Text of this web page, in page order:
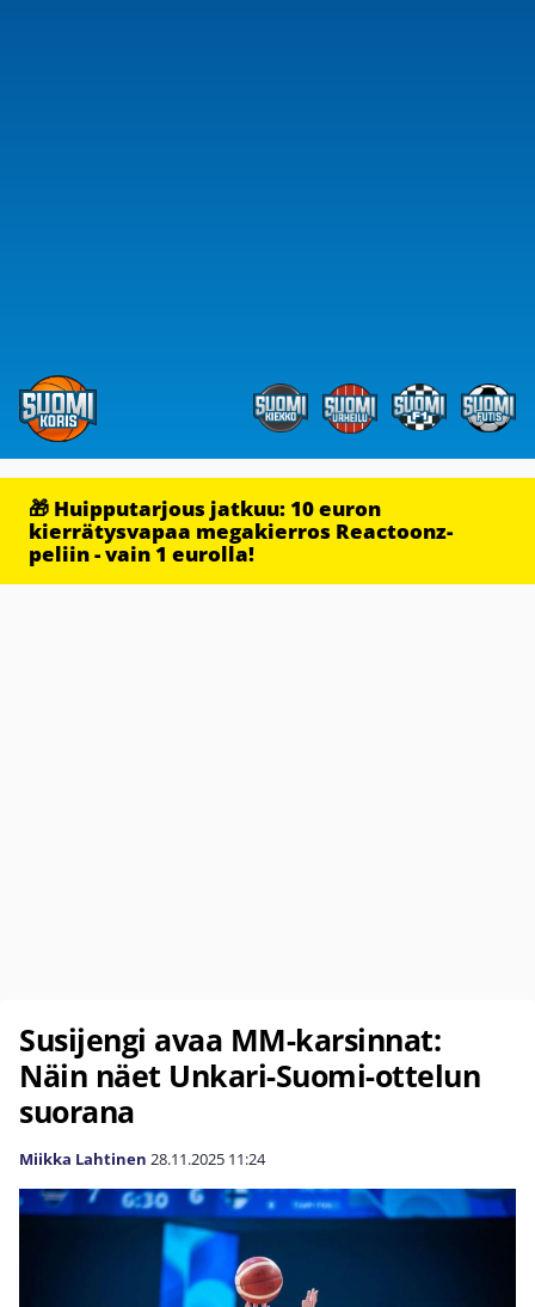
🎁 Huipputarjous jatkuu: 10 euron
kierrätysvapaa megakierros Reactoonz-
peliin - vain 1 eurolla!
Susijengi avaa MM-karsinnat:
Näin näet Unkari-Suomi-ottelun
suorana
Miikka Lahtinen 28.11.2025 11:24